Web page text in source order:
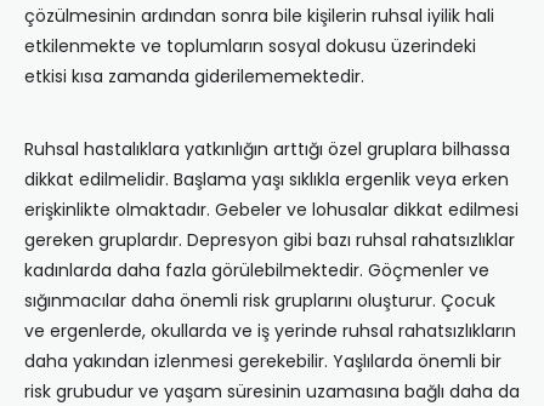
çözülmesinin ardından sonra bile kişilerin ruhsal iyilik hali
etkilenmekte ve toplumların sosyal dokusu üzerindeki
etkisi kısa zamanda giderilememektedir.
Ruhsal hastalıklara yatkınlığın arttığı özel gruplara bilhassa
dikkat edilmelidir. Başlama yaşı sıklıkla ergenlik veya erken
erişkinlikte olmaktadır. Gebeler ve lohusalar dikkat edilmesi
gereken gruplardır. Depresyon gibi bazı ruhsal rahatsızlıklar
kadınlarda daha fazla görülebilmektedir. Göçmenler ve
sığınmacılar daha önemli risk gruplarını oluşturur. Çocuk
ve ergenlerde, okullarda ve iş yerinde ruhsal rahatsızlıkların
daha yakından izlenmesi gerekebilir. Yaşlılarda önemli bir
risk grubudur ve yaşam süresinin uzamasına bağlı daha da